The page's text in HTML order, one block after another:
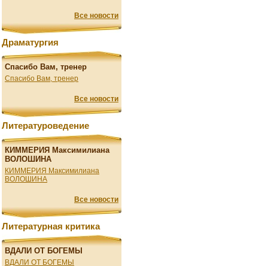
Все новости
Драматургия
Спасибо Вам, тренер
Спасибо Вам, тренер
Все новости
Литературоведение
КИММЕРИЯ Максимилиана
ВОЛОШИНА
КИММЕРИЯ Максимилиана
ВОЛОШИНА
Все новости
Литературная критика
ВДАЛИ ОТ БОГЕМЫ
ВДАЛИ ОТ БОГЕМЫ